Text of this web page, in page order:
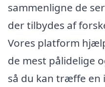
sammenligne de
der tilbydes af
Vores platform
de mest pålidelige
så du kan træffe en